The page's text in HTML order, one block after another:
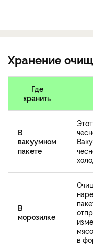
Хранение
Где
хранить
В
вакуумном
пакете
В
морозилке
в